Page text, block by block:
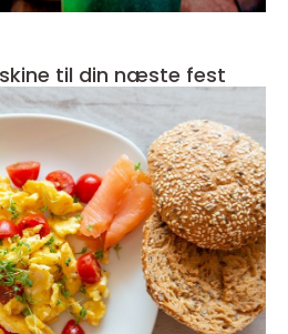
til din næste fest